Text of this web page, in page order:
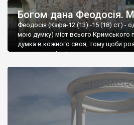
Богом дана Феодосія.
Феодосія (Кафа-12 (13) -15 (18) ст) -
мою думку) міст всього Кримського
думка в кожного своя, тому щоби
запрошую відвідати це